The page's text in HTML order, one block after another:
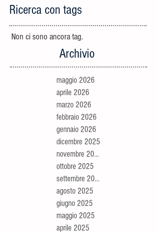
Ricerca con tags
Non ci sono ancora tag.
Archivio
maggio 2026
aprile 2026
marzo 2026
febbraio 2026
gennaio 2026
dicembre 2025
novembre 2025
ottobre 2025
settembre 2025
agosto 2025
giugno 2025
maggio 2025
aprile 2025